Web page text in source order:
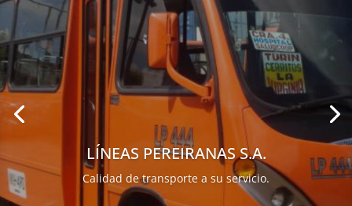
LÍNEAS PEREIRANAS S.A.
Calidad de transporte a su servicio.